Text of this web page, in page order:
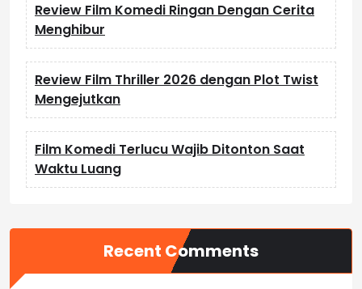
Review Film Komedi Ringan Dengan Cerita
Menghibur
Review Film Thriller 2026 dengan Plot Twist
Mengejutkan
Film Komedi Terlucu Wajib Ditonton Saat
Waktu Luang
Recent Comments